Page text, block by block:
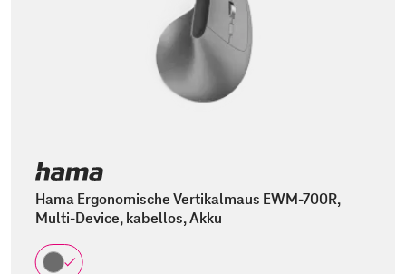
Hama Ergonomische Vertikalmaus EWM-700R,
Multi-Device, kabellos, Akku